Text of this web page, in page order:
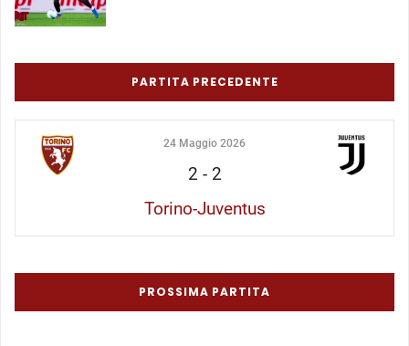
PARTITA PRECEDENTE
24 Maggio 2026
2 - 2
Torino-Juventus
PROSSIMA PARTITA